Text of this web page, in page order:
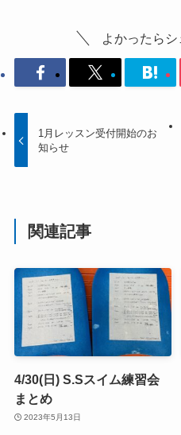
よかったらシ
1月レッスン受付開始のお
知らせ
関連記事
4/30(日) S.Sスイム練習会
まとめ
2023年5月13日